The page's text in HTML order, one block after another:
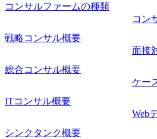
コンサルファームの種類
戦略コンサル概要
総合コンサル概要
ITコンサル概要
シンクタンク概要
コン
面接
ケー
Web